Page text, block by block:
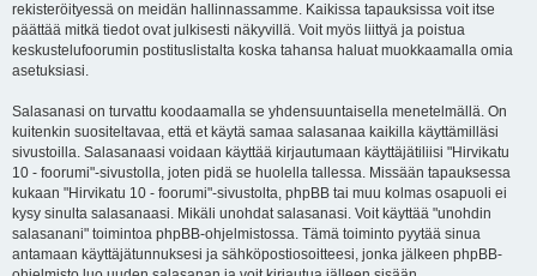
rekisteröityessä on meidän hallinnassamme. Kaikissa tapauksissa voit itse
päättää mitkä tiedot ovat julkisesti näkyvillä. Voit myös liittyä ja poistua
keskustelufoorumin postituslistalta koska tahansa haluat muokkaamalla omia
asetuksiasi.
Salasanasi on turvattu koodaamalla se yhdensuuntaisella menetelmällä. On
kuitenkin suositeltavaa, että et käytä samaa salasanaa kaikilla käyttämilläsi
sivustoilla. Salasanaasi voidaan käyttää kirjautumaan käyttäjätiliisi "Hirvikatu
10 - foorumi"-sivustolla, joten pidä se huolella tallessa. Missään tapauksessa
kukaan "Hirvikatu 10 - foorumi"-sivustolta, phpBB tai muu kolmas osapuoli ei
kysy sinulta salasanaasi. Mikäli unohdat salasanasi. Voit käyttää "unohdin
salasanani" toimintoa phpBB-ohjelmistossa. Tämä toiminto pyytää sinua
antamaan käyttäjätunnuksesi ja sähköpostiosoitteesi, jonka jälkeen phpBB-